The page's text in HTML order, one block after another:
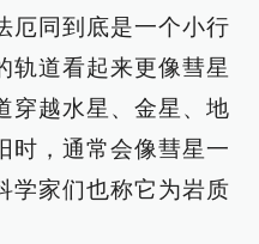
厄同到底是一个小行
轨道看起来更像彗星
穿越水星、金星、地
时，通常会像彗星一
学家们也称它为岩质